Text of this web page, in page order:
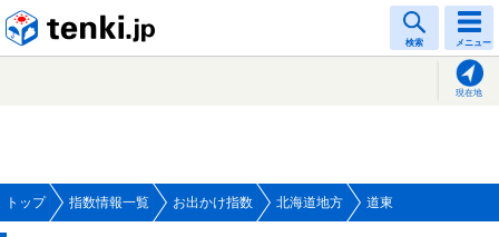
検索 メニュー
現在地
トップ 指数情報一覧 お出かけ指数 北海道地方 道東